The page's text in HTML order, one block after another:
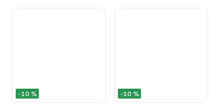
-10 % -10 %